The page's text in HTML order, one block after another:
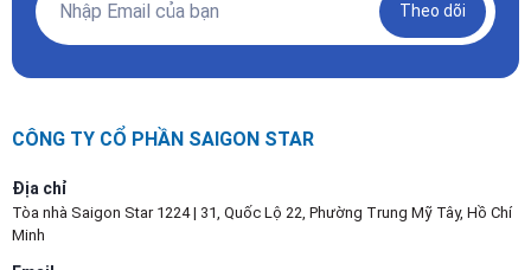
Theo dõi
CÔNG TY CỔ PHẦN SAIGON STAR
Địa chỉ
Tòa nhà Saigon Star 1224 | 31, Quốc Lộ 22, Phường Trung Mỹ Tây, Hồ Chí
Minh